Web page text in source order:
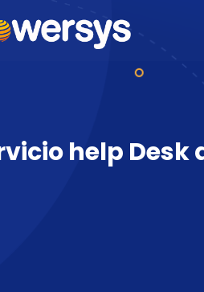
help Desk